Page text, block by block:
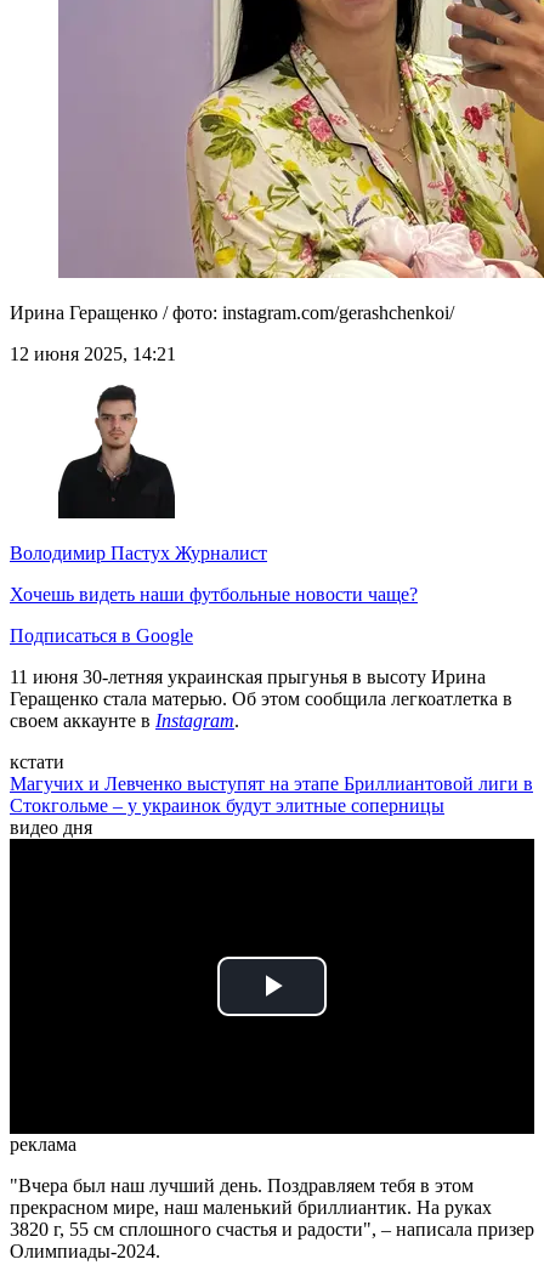
Ирина Геращенко / фото: instagram.com/gerashchenkoi/
12 июня 2025, 14:21
Володимир Пастух Журналист
Хочешь видеть наши футбольные новости чаще?
Подписаться в Google
11 июня 30-летняя украинская прыгунья в высоту Ирина
Геращенко стала матерью. Об этом сообщила легкоатлетка в
своем аккаунте в Instagram.
кстати
Магучих и Левченко выступят на этапе Бриллиантовой лиги в
Стокгольме – у украинок будут элитные соперницы
видео дня
Play
реклама
"Вчера был наш лучший день. Поздравляем тебя в этом
прекрасном мире, наш маленький бриллиантик. На руках
3820 г, 55 см сплошного счастья и радости", – написала призер
Олимпиады-2024.